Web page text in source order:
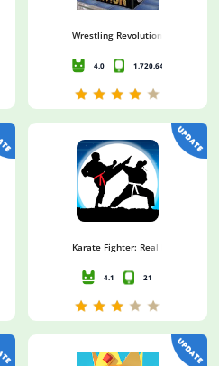
Wrestling Revolution 3D
4.0 1.720.64
Karate Fighter: Real battles
4.1 21